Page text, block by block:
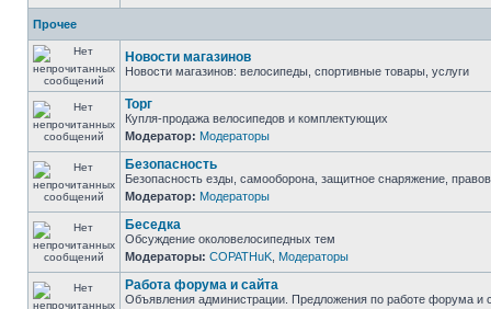
Прочее
Новости магазинов
Новости магазинов: велосипеды, спортивные товары, услуги
Торг
Купля-продажа велосипедов и комплектующих
Модератор: Модераторы
Безопасность
Безопасность езды, самооборона, защитное снаряжение,
Модератор: Модераторы
Беседка
Обсуждение околовелосипедных тем
Модераторы: COPATHuK Модераторы
Работа форума и сайта
Объявления администрации. Предложения по работе форума и